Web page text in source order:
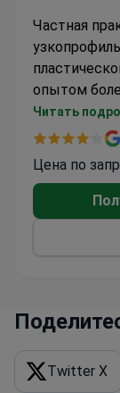
Частная
опытом
на лице, в
Читать
Цена по
Twitter X